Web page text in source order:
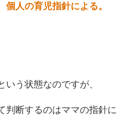
人の育児指針による。
う状態なのですが、
判断するのはママの指針に